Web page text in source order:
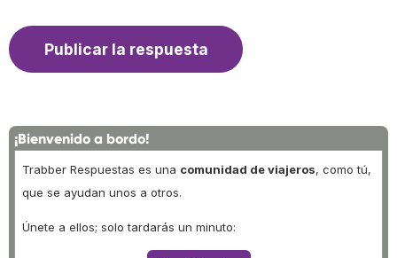
¡Bienvenido a bordo!
Trabber Respuestas es una comunidad de viajeros, como tú,
que se ayudan unos a otros.
Únete a ellos; solo tardarás un minuto: